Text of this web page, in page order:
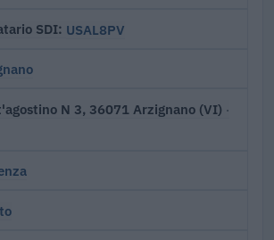
SDI USAL8PV
N 3, 36071 Arzignano (VI) ·